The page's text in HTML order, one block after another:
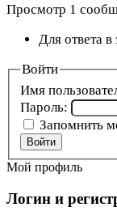
Просмотр 1
Для ответа в
Войти
Имя
Пароль:
Запомнить
Войти
Мой профиль
Логин и